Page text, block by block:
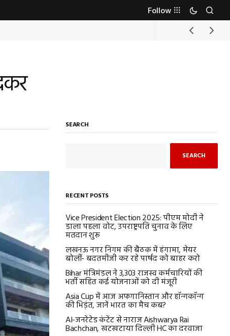
Follow
SEARCH
SEARCH
RECENT POSTS
Vice President Election 2025: पीएम मोदी ने
डाला पहला वोट, उपराष्ट्रपति चुनाव के लिए
मतदान शुरू
लखनऊ नगर निगम की बैठक में हंगामा, मेयर
बोलीं- बदतमीजी कर रहे पार्षद को बाहर करो
Bihar मंत्रिमंडल ने 3,303 राजस्व कर्मचारियों की
भर्ती सहित कई योजनाओं को दी मंजूरी
Asia Cup में आज अफगानिस्तान और हॉन्गकॉन्ग
की भिड़ंत, जानें भारत का मैच कब?
AI-जनरेटेड कंटेंट से नाराज Aishwarya Rai
Bachchan, खटखटाया दिल्ली HC का दरवाजा